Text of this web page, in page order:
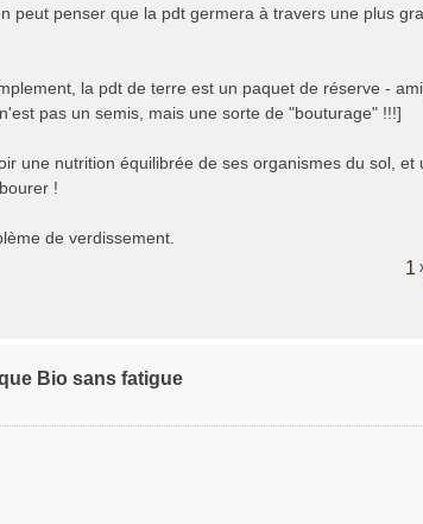
peut penser que la pdt germera à travers une plus
la pdt de terre est un paquet de réserve -
pas un semis, mais une sorte de "bouturage" !!!]
une nutrition équilibrée de ses organismes du sol, et
!
de verdissement.
1
Bio sans fatigue